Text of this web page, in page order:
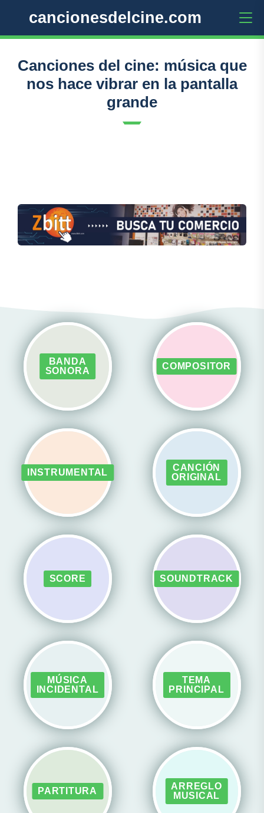
cancionesdelcine.com
Canciones del cine: música que
nos hace vibrar en la pantalla
grande
BANDA
SONORA
COMPOSITOR
INSTRUMENTAL
CANCIÓN
ORIGINAL
SCORE SOUNDTRACK
MÚSICA
INCIDENTAL
TEMA
PRINCIPAL
PARTITURA
ARREGLO
MUSICAL